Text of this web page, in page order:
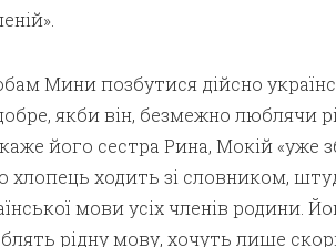
Мини позбутися дійсно
якби він, безмежно люблячи
його сестра Рина, Мокій «уже
ходить зі словником,
мови усіх членів родини.
рідну мову, хочуть лише